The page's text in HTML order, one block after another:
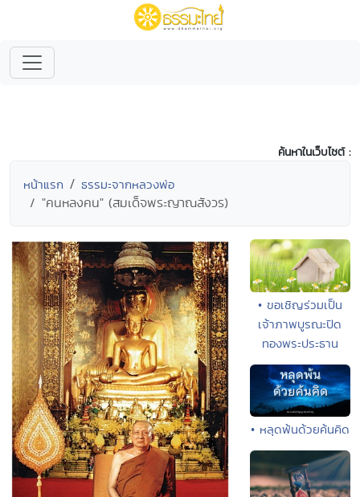
ค้นหาในเว็บไซต์ :
หน้าแรก ธรรมะจากหลวงพ่อ
"คนหลงคน" (สมเด็จพระญาณสังวร)
• ขอเชิญร่วมเป็น
เจ้าภาพบูรณะปิด
ทองพระประธาน
• หลุดพ้นด้วยค้นคิด